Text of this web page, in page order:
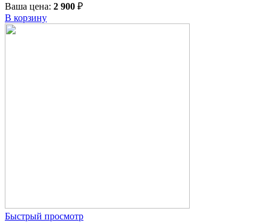
Ваша цена: 2 900 ₽
В корзину
Быстрый просмотр